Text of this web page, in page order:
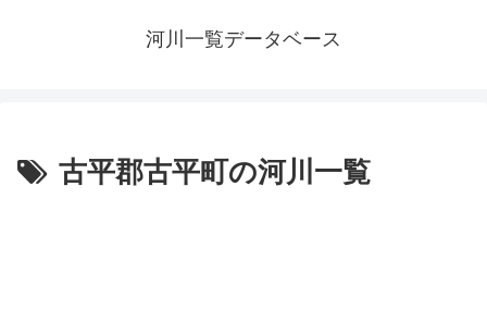
河川一覧データベース
古平郡古平町の河川一覧